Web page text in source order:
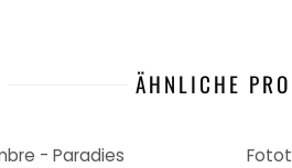
ÄHNLICHE
- Paradies